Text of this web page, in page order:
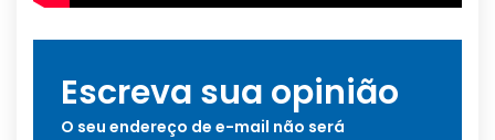
Escreva sua opinião
O seu endereço de e-mail não será